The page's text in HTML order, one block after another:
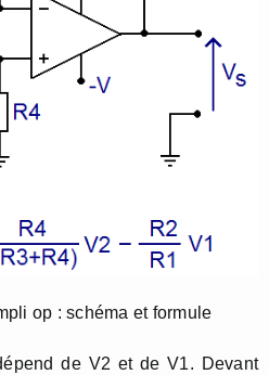
op : schéma et formule
de V2 et de V1. Devant